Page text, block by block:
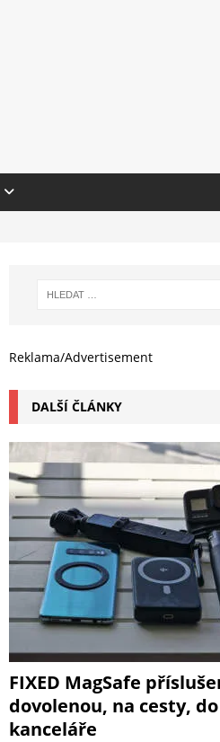
Reklama/Advertisement
DALŠÍ ČLÁNKY
FIXED MagSafe
dovolenou, na cesty,
kanceláře